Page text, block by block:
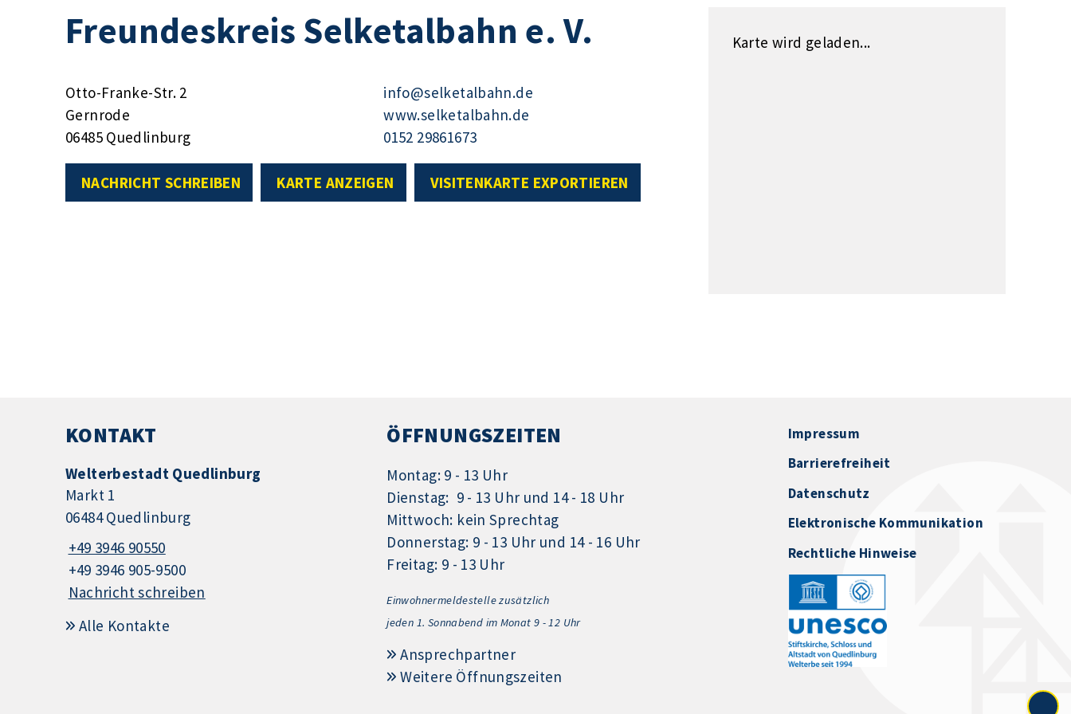
Freundeskreis Selketalbahn e. V.
Otto-Franke-Str. 2
Gernrode
06485 Quedlinburg
info@selketalbahn.de
www.selketalbahn.de
0152 29861673
NACHRICHT SCHREIBEN KARTE ANZEIGEN VISITENKARTE EXPORTIEREN
Karte wird geladen...
KONTAKT
Welterbestadt Quedlinburg
Markt 1
06484 Quedlinburg
+49 3946 90550
+49 3946 905-9500
Nachricht schreiben
Alle Kontakte
ÖFFNUNGSZEITEN
Montag: 9 - 13 Uhr
Dienstag: 9 - 13 Uhr und 14 - 18 Uhr
Mittwoch: kein Sprechtag
Donnerstag: 9 - 13 Uhr und 14 - 16 Uhr
Freitag: 9 - 13 Uhr
Einwohnermeldestelle zusätzlich
jeden 1. Sonnabend im Monat 9 - 12 Uhr
Ansprechpartner
Weitere Öffnungszeiten
Impressum
Barrierefreiheit
Datenschutz
Elektronische Kommunikation
Rechtliche Hinweise